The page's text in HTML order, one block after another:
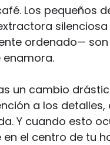
Los pequeños
ordenado—
un cambio
a los
Y cuando esto
en el centro de tu